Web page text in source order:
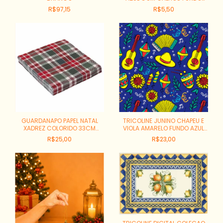
R$97,15
VERMELHO COR:460 DES:01
R$5,50
GUARDANAPO PAPEL NATAL
XADREZ COLORIDO 33CM
REF:1058474
R$25,00
TRICOLINE JUNINO CHAPEU E
VIOLA AMARELO FUNDO AZUL
REF:9050-V256
R$23,00